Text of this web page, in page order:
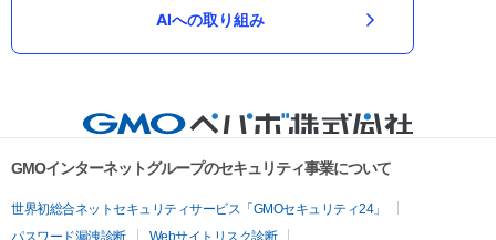
AIへの取り組み
GMOインターネットグループのセキュリティ事業について
世界初総合ネットセキュリティサービス「GMOセキュリティ24」
パスワード漏洩診断
Webサイトリスク診断